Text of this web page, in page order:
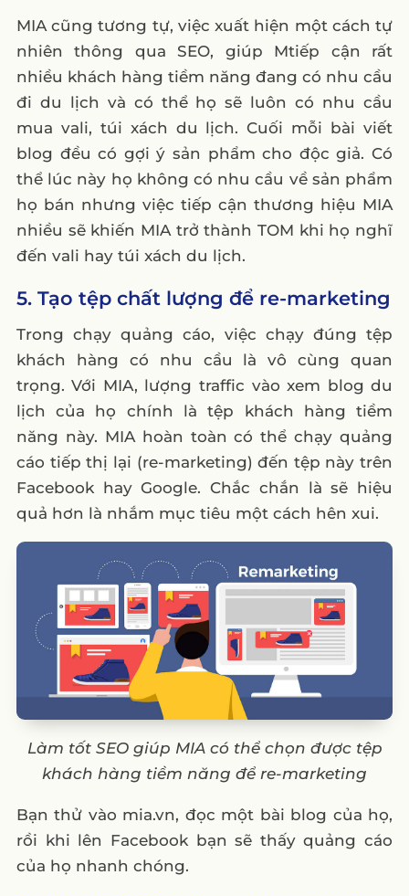
MIA cũng tương tự, việc xuất hiện một cách tự
nhiên thông qua SEO, giúp Mtiếp cận rất
nhiều khách hàng tiềm năng đang có nhu cầu
đi du lịch và có thể họ sẽ luôn có nhu cầu
mua vali, túi xách du lịch. Cuối mỗi bài viết
blog đều có gợi ý sản phẩm cho độc giả. Có
thể lúc này họ không có nhu cầu về sản phẩm
họ bán nhưng việc tiếp cận thương hiệu MIA
nhiều sẽ khiến MIA trở thành TOM khi họ nghĩ
đến vali hay túi xách du lịch.
5. Tạo tệp chất lượng để re-marketing
Trong chạy quảng cáo, việc chạy đúng tệp
khách hàng có nhu cầu là vô cùng quan
trọng. Với MIA, lượng traffic vào xem blog du
lịch của họ chính là tệp khách hàng tiềm
năng này. MIA hoàn toàn có thể chạy quảng
cáo tiếp thị lại (re-marketing) đến tệp này trên
Facebook hay Google. Chắc chắn là sẽ hiệu
quả hơn là nhắm mục tiêu một cách hên xui.
Làm tốt SEO giúp MIA có thể chọn được tệp
khách hàng tiềm năng để re-marketing
Bạn thử vào mia.vn, đọc một bài blog của họ,
rồi khi lên Facebook bạn sẽ thấy quảng cáo
của họ nhanh chóng.